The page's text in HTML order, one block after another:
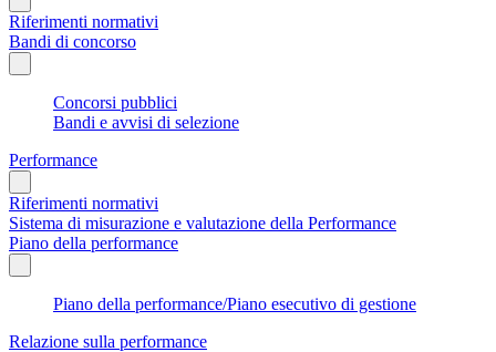
Riferimenti normativi
Bandi di concorso
Concorsi pubblici
Bandi e avvisi di selezione
Performance
Riferimenti normativi
Sistema di misurazione e valutazione della Performance
Piano della performance
Piano della performance/Piano esecutivo di gestione
Relazione sulla performance